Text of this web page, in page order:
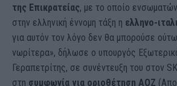
της Επικρατείας, με το οποίο
στην ελληνική έννομη τάξη η ελληνο-
για αυτόν τον λόγο δεν θα μπορούσε
νωρίτερα», δήλωσε ο υπουργός
Γεραπετρίτης, σε συνέντευξη του στον
στη συμφωνία για οριοθέτηση ΑΟΖ